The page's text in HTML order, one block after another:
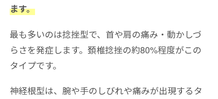
ます。
最も多いのは捻挫型で、首や肩の痛み・動かしづ
らさを発症します。頚椎捻挫の約80%程度がこの
タイプです。
神経根型は、腕や手のしびれや痛みが出現するタ